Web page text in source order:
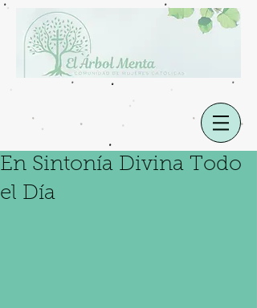
En Sintonía Divina Todo
el Día